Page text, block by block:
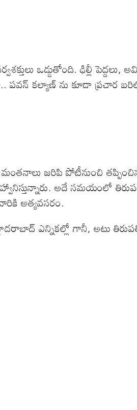
ఒడ్డుతోంది.
కల్యాణ్ ను కూడా ప్రచార
జరిపి పోటీనుంచి తప్పించిన
అదే సమయంలో
అత్యవసరం.
ఎన్నికల్లో గానీ, అటు